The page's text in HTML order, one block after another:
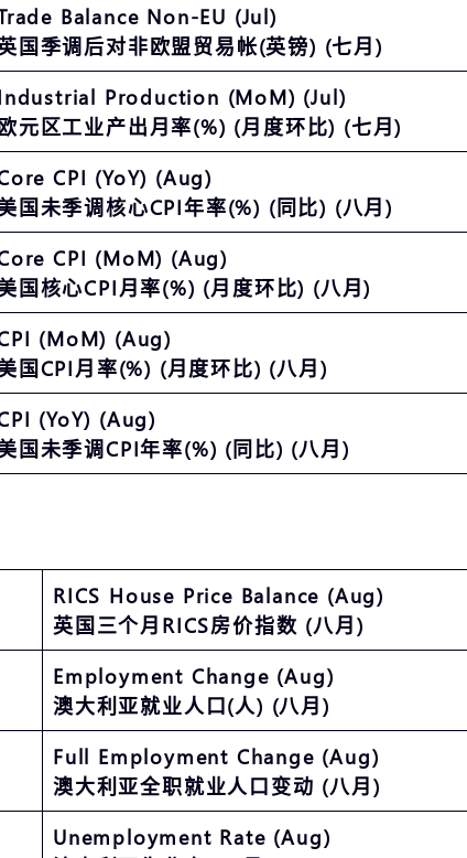
Balance Non-EU (Jul)
国季调后对非欧盟贸易帐(英镑) (七月)
Production (MoM) (Jul)
元区工业产出月率(%) (月度环比) (七月)
CPI (YoY) (Aug)
国未季调核心CPI年率(%) (同比) (八月)
CPI (MoM) (Aug)
国核心CPI月率(%) (月度环比) (八月)
(MoM) (Aug)
国CPI月率(%) (月度环比) (八月)
(YoY) (Aug)
国未季调CPI年率(%) (同比) (八月)
RICS House Price Balance (Aug)
英国三个月RICS房价指数 (八月)
Employment Change (Aug)
澳大利亚就业人口(人) (八月)
Full Employment Change (Aug)
澳大利亚全职就业人口变动 (八月)
Unemployment Rate (Aug)